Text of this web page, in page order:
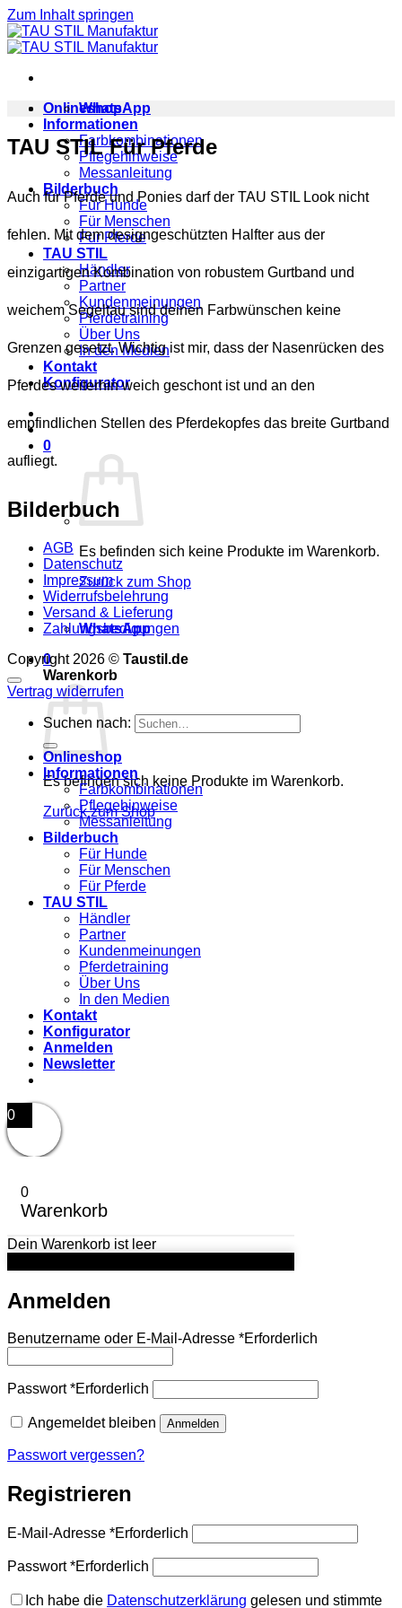
Zum Inhalt springen
Onlineshop
Informationen
Farbkombinationen
Pflegehinweise
Messanleitung
Bilderbuch
Für Hunde
Für Menschen
Für Pferde
TAU STIL
Händler
Partner
Kundenmeinungen
Pferdetraining
Über Uns
In den Medien
Kontakt
Konfigurator
0
Es befinden sich keine Produkte im Warenkorb.
Zurück zum Shop
WhatsApp
0
Warenkorb
Es befinden sich keine Produkte im Warenkorb.
Zurück zum Shop
WhatsApp
TAU STIL Für Pferde
Auch für Pferde und Ponies darf der TAU STIL Look nicht
fehlen. Mit dem designgeschützten Halfter aus der
einzigartigen Kombination von robustem Gurtband und
weichem Segeltau sind deinen Farbwünschen keine
Grenzen gesetzt. Wichtig ist mir, dass der Nasenrücken des
Pferdes weiterhin weich geschont ist und an den
empfindlichen Stellen des Pferdekopfes das breite Gurtband
aufliegt.
Bilderbuch
AGB
Datenschutz
Impressum
Widerrufsbelehrung
Versand & Lieferung
Zahlungsbedigungen
Copyright 2026 © Taustil.de
Vertrag widerrufen
Suchen nach:
Onlineshop
Informationen
Farbkombinationen
Pflegehinweise
Messanleitung
Bilderbuch
Für Hunde
Für Menschen
Für Pferde
TAU STIL
Händler
Partner
Kundenmeinungen
Pferdetraining
Über Uns
In den Medien
Kontakt
Konfigurator
Anmelden
Newsletter
0
0
Warenkorb
Dein Warenkorb ist leer
Anmelden
Benutzername oder E-Mail-Adresse *Erforderlich
Passwort*Erforderlich
Angemeldet bleiben Anmelden
Passwort vergessen?
Registrieren
E-Mail-Adresse *Erforderlich
Passwort*Erforderlich
Ich habe die Datenschutzerklärung gelesen und stimmte